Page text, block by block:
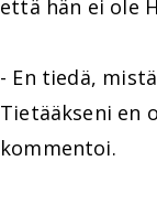
että hän ei ole
- En tiedä,
Tietääkseni en
kommentoi.